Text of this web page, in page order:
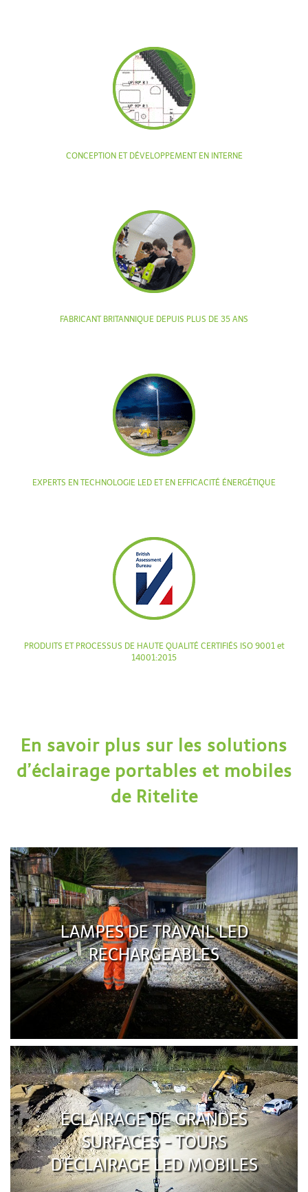
CONCEPTION ET DÉVELOPPEMENT EN INTERNE
FABRICANT BRITANNIQUE DEPUIS PLUS DE 35 ANS
EXPERTS EN TECHNOLOGIE LED ET EN EFFICACITÉ ÉNERGÉTIQUE
PRODUITS ET PROCESSUS DE HAUTE QUALITÉ CERTIFIÉS ISO 9001 et
14001:2015
En savoir plus sur les solutions
d’éclairage portables et mobiles
de Ritelite
LAMPES DE TRAVAIL LED
RECHARGEABLES
ÉCLAIRAGE DE GRANDES
SURFACES - TOURS
D'ÉCLAIRAGE LED MOBILES